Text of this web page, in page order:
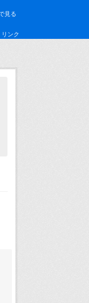
見る
リンク